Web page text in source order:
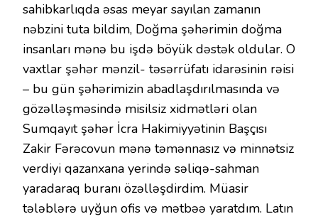
sahibkarlıqda əsas meyar sayılan zamanın
nəbzini tuta bildim, Doğma şəhərimin doğma
insanları mənə bu işdə böyük dəstək oldular. O
vaxtlar şəhər mənzil- təsərrüfatı idarəsinin rəisi
– bu gün şəhərimizin abadlaşdırılmasında və
gözəlləşməsində misilsiz xidmətləri olan
Sumqayıt şəhər İcra Hakimiyyətinin Başçısı
Zakir Fərəcovun mənə təmənnasız və minnətsiz
verdiyi qazanxana yerində səliqə-sahman
yaradaraq buranı özəlləşdirdim. Müasir
tələblərə uyğun ofis və mətbəə yaratdım. Latın